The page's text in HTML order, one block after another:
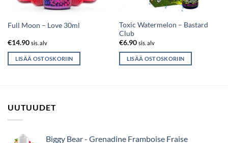
Full Moon – Love 30ml
€14.90 sis. alv
LISÄÄ OSTOSKORIIN
Toxic Watermelon – Bastard
Club
€6.90 sis. alv
LISÄÄ OSTOSKORIIN
UUTUUDET
Biggy Bear - Grenadine Framboise Fraise